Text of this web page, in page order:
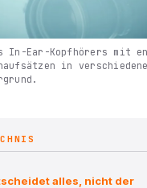
In-Ear-Kopfhörers mit
in
alles, nicht der